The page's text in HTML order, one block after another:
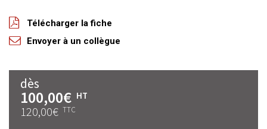
Télécharger la fiche
Envoyer à un collègue
dès
100,00€ HT
120,00€ TTC